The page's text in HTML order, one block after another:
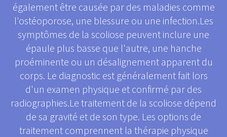
également être causée par des maladies comme
l'ostéoporose, une blessure ou une infection.Les
symptômes de la scoliose peuvent inclure une
épaule plus basse que l'autre, une hanche
proéminente ou un désalignement apparent du
corps. Le diagnostic est généralement fait lors
d'un examen physique et confirmé par des
radiographies.Le traitement de la scoliose dépend
de sa gravité et de son type. Les options de
traitement comprennent la thérapie physique